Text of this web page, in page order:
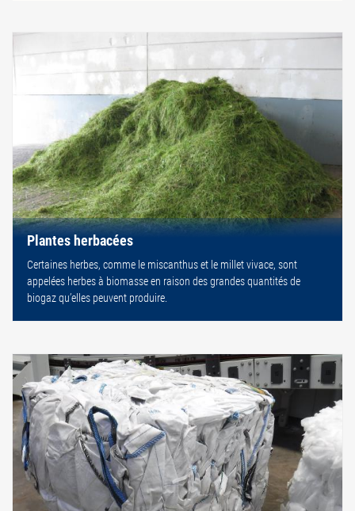
Plantes herbacées
Certaines herbes, comme le miscanthus et le millet vivace, sont
appelées herbes à biomasse en raison des grandes quantités de
biogaz qu’elles peuvent produire.